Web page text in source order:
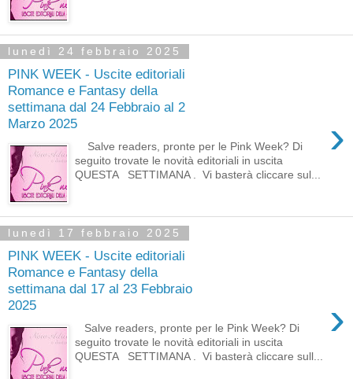
lunedì 24 febbraio 2025
PINK WEEK - Uscite editoriali
Romance e Fantasy della
settimana dal 24 Febbraio al 2
Marzo 2025
›
Salve readers, pronte per le Pink Week? Di
seguito trovate le novità editoriali in uscita
QUESTA SETTIMANA . Vi basterà cliccare sul...
lunedì 17 febbraio 2025
PINK WEEK - Uscite editoriali
Romance e Fantasy della
settimana dal 17 al 23 Febbraio
2025
›
Salve readers, pronte per le Pink Week? Di
seguito trovate le novità editoriali in uscita
QUESTA SETTIMANA . Vi basterà cliccare sull...